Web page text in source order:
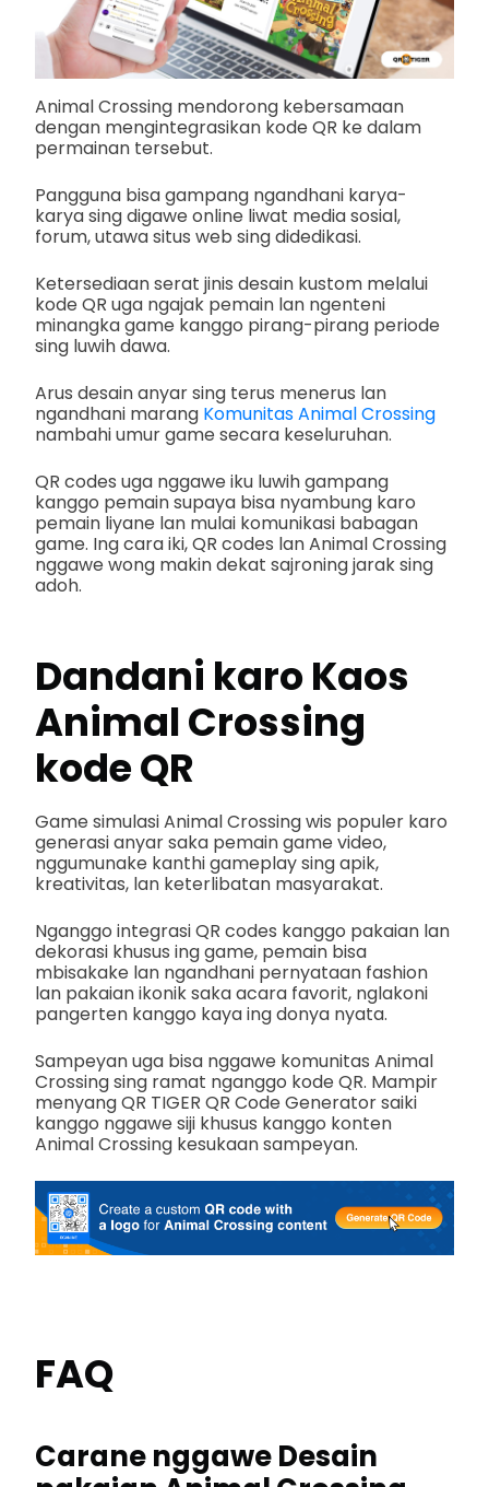
Animal Crossing mendorong kebersamaan
dengan mengintegrasikan kode QR ke dalam
permainan tersebut.
Pangguna bisa gampang ngandhani karya-
karya sing digawe online liwat media sosial,
forum, utawa situs web sing didedikasi.
Ketersediaan serat jinis desain kustom melalui
kode QR uga ngajak pemain lan ngenteni
minangka game kanggo pirang-pirang periode
sing luwih dawa.
Arus desain anyar sing terus menerus lan
ngandhani marang Komunitas Animal Crossing
nambahi umur game secara keseluruhan.
QR codes uga nggawe iku luwih gampang
kanggo pemain supaya bisa nyambung karo
pemain liyane lan mulai komunikasi babagan
game. Ing cara iki, QR codes lan Animal Crossing
nggawe wong makin dekat sajroning jarak sing
adoh.
Dandani karoKaos
Animal Crossing
kode QR
Game simulasi Animal Crossing wis populer karo
generasi anyar saka pemain game video,
nggumunake kanthi gameplay sing apik,
kreativitas, lan keterlibatan masyarakat.
Nganggo integrasi QR codes kanggo pakaian lan
dekorasi khusus ing game, pemain bisa
mbisakake lan ngandhani pernyataan fashion
lan pakaian ikonik saka acara favorit, nglakoni
pangerten kanggo kaya ing donya nyata.
Sampeyan uga bisa nggawe komunitas Animal
Crossing sing ramat nganggo kode QR. Mampir
menyang QR TIGER QR Code Generator saiki
kanggo nggawe siji khusus kanggo konten
Animal Crossing kesukaan sampeyan.
FAQ
Carane nggaweDesain